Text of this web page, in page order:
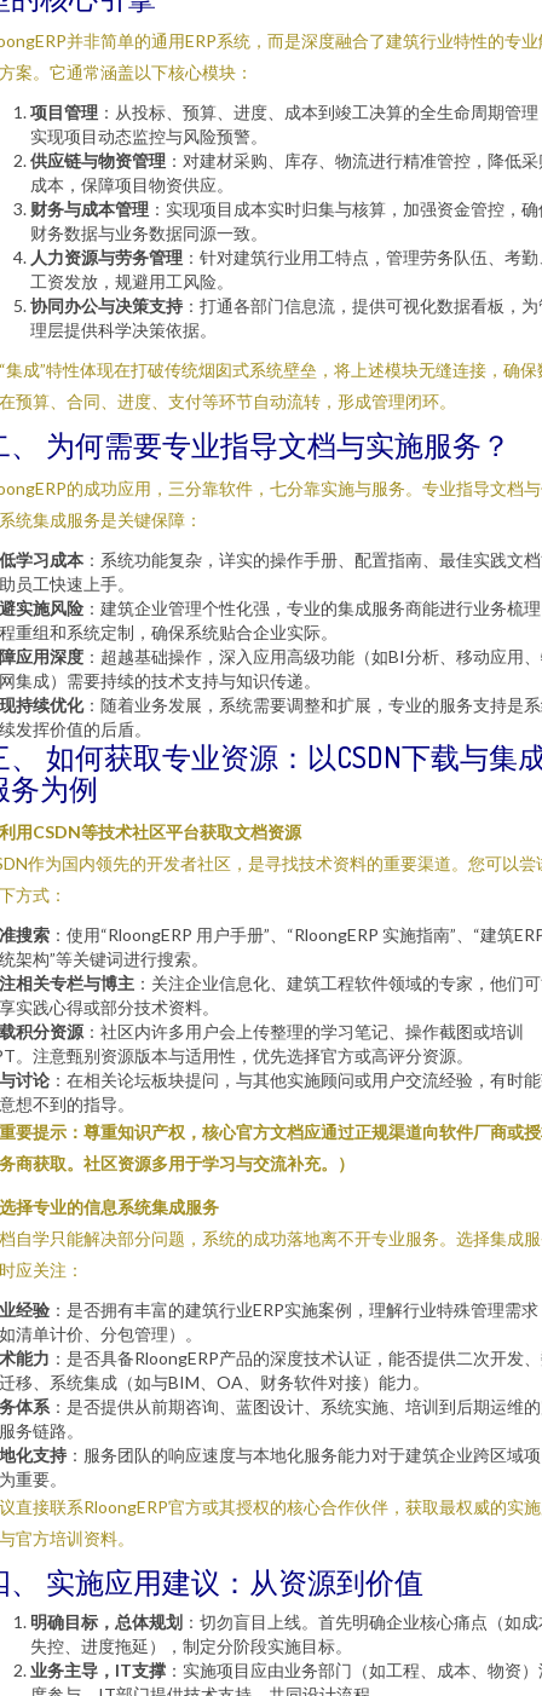
并非简单的通用ERP系统，而是深度融合了建筑行业特性的专业
案。它通常涵盖以下核心模块：
项目管理 ：从投标、预算、进度、成本到竣工决算的全生命周期管理
实现项目动态监控与风险预警。
供应链与物资管理 ：对建材采购、库存、物流进行精准管控，降低
成本，保障项目物资供应。
财务与成本管理 ：实现项目成本实时归集与核算，加强资金管控，确
财务数据与业务数据同源一致。
人力资源与劳务管理 ：针对建筑行业用工特点，管理劳务队伍、考
工资发放，规避用工风险。
协同办公与决策支持 ：打通各部门信息流，提供可视化数据看板，
理层提供科学决策依据。
集成”特性体现在打破传统烟囱式系统壁垒，将上述模块无缝连接，确保
预算、合同、进度、支付等环节自动流转，形成管理闭环。
、 为何需要专业指导文档与实施服务？
的成功应用，三分靠软件，七分靠实施与服务。专业指导文档
统集成服务是关键保障：
学习成本 ：系统功能复杂，详实的操作手册、配置指南、最佳实践文
员工快速上手。
实施风险 ：建筑企业管理个性化强，专业的集成服务商能进行业务梳
重组和系统定制，确保系统贴合企业实际。
应用深度 ：超越基础操作，深入应用高级功能（如BI分析、移动应用
集成）需要持续的技术支持与知识传递。
持续优化：随着业务发展，系统需要调整和扩展，专业的服务支持是
发挥价值的后盾。
、 如何获取专业资源：以CSDN下载与集
务为例
用CSDN等技术社区平台获取文档资源
作为国内领先的开发者社区，是寻找技术资料的重要渠道。您可以尝
方式：
搜索 ：使用“RloongERP 用户手册”、“RloongERP 实施指南”、“建筑
架构”等关键词进行搜索。
相关专栏与博主 ：关注企业信息化、建筑工程软件领域的专家，他们
实践心得或部分技术资料。
积分资源 ：社区内许多用户会上传整理的学习笔记、操作截图或培训
。注意甄别资源版本与适用性，优先选择官方或高评分资源。
讨论 ：在相关论坛板块提问，与其他实施顾问或用户交流经验，有时
想不到的指导。
要提示：尊重知识产权，核心官方文档应通过正规渠道向软件厂商或
商获取。社区资源多用于学习与交流补充。）
择专业的信息系统集成服务
自学只能解决部分问题，系统的成功落地离不开专业服务。选择集成
应关注：
经验 ：是否拥有丰富的建筑行业ERP实施案例，理解行业特殊管理需求
清单计价、分包管理）。
能力 ：是否具备RloongERP产品的深度技术认证，能否提供二次开发
移、系统集成（如与BIM、OA、财务软件对接）能力。
体系 ：是否提供从前期咨询、蓝图设计、系统实施、培训到后期运维
务链路。
化支持 ：服务团队的响应速度与本地化服务能力对于建筑企业跨区域
重要。
直接联系RloongERP官方或其授权的核心合作伙伴，获取最权威的实
官方培训资料。
、 实施应用建议：从资源到价值
明确目标，总体规划 ：切勿盲目上线。首先明确企业核心痛点（如
失控、进度拖延），制定分阶段实施目标。
业务主导，IT支撑 ：实施项目应由业务部门（如工程、成本、物资